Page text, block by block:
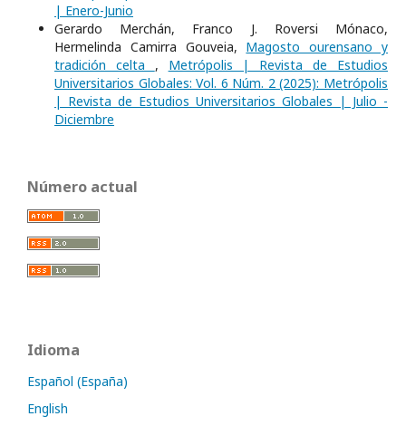
| Enero-Junio
Gerardo Merchán, Franco J. Roversi Mónaco,
Hermelinda Camirra Gouveia, Magosto ourensano y
tradición celta , Metrópolis | Revista de Estudios
Universitarios Globales: Vol. 6 Núm. 2 (2025): Metrópolis
| Revista de Estudios Universitarios Globales | Julio -
Diciembre
Número actual
Idioma
Español (España)
English